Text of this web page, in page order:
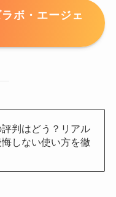
ボ・エージェ
判はどう？リアル
しない使い方を徹